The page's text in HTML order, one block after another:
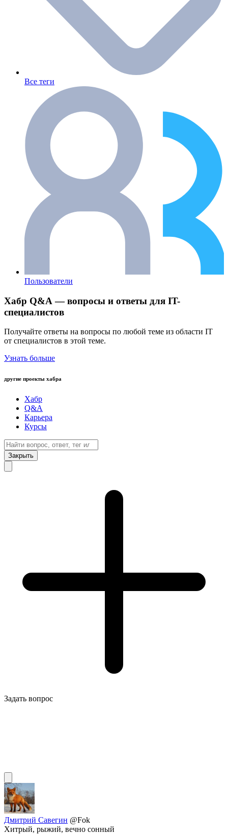
Все теги
Пользователи
Хабр Q&A — вопросы и ответы для IT-
специалистов
Получайте ответы на вопросы по любой теме из области IT
от специалистов в этой теме.
Узнать больше
другие проекты хабра
Хабр
Q&A
Карьера
Курсы
Закрыть
Задать вопрос
Дмитрий Савегин @Fok
Хитрый, рыжий, вечно сонный